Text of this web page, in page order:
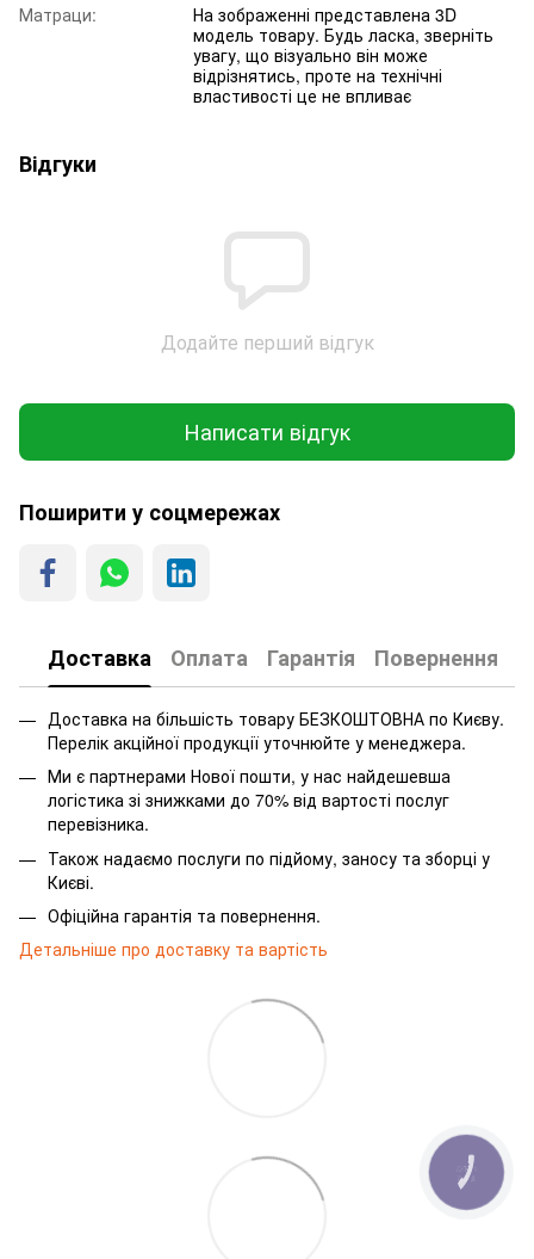
Матраци:
На зображенні представлена 3D
модель товару. Будь ласка, зверніть
увагу, що візуально він може
відрізнятись, проте на технічні
властивості це не впливає
Відгуки
Додайте перший відгук
Написати відгук
Поширити у соцмережах
Доставка Оплата Гарантія Повернення
Доставка на більшість товару БЕЗКОШТОВНА по Києву.
Перелік акційної продукції уточнюйте у менеджера.
Ми є партнерами Нової пошти, у нас найдешевша
логістика зі знижками до 70% від вартості послуг
перевізника.
Також надаємо послуги по підйому, заносу та зборці у
Києві.
Офіційна гарантія та повернення.
Детальніше про доставку та вартість